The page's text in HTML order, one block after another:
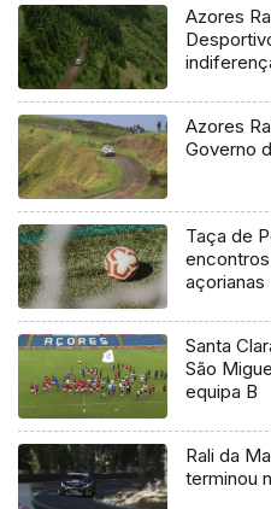
Azores
Azores
Governo
Taça de
açorianas
Santa
São
equipa B
Rali da
terminou